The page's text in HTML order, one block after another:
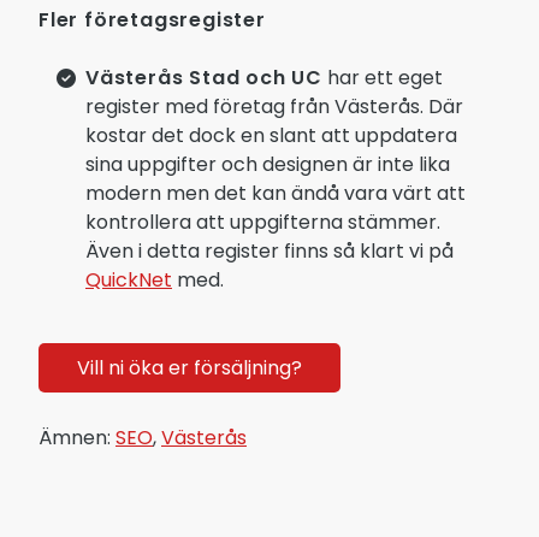
Fler företagsregister
Västerås Stad och UC har ett eget
register med företag från Västerås. Där
kostar det dock en slant att uppdatera
sina uppgifter och designen är inte lika
modern men det kan ändå vara värt att
kontrollera att uppgifterna stämmer.
Även i detta register finns så klart vi på
QuickNet med.
Vill ni öka er försäljning?
Ämnen: SEO,Västerås